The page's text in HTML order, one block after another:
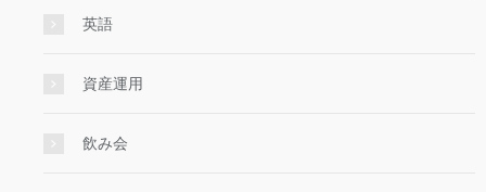
英語
資産運用
飲み会